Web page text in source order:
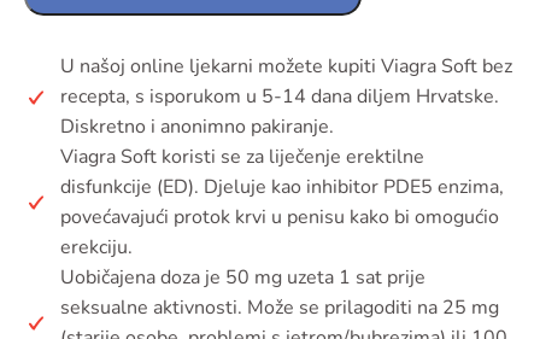
U našoj online ljekarni možete kupiti Viagra Soft bez
recepta, s isporukom u 5-14 dana diljem Hrvatske.
Diskretno i anonimno pakiranje.
Viagra Soft koristi se za liječenje erektilne
disfunkcije (ED). Djeluje kao inhibitor PDE5 enzima,
povećavajući protok krvi u penisu kako bi omogućio
erekciju.
Uobičajena doza je 50 mg uzeta 1 sat prije
seksualne aktivnosti. Može se prilagoditi na 25 mg